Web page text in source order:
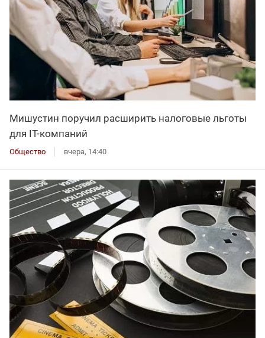
Мишустин поручил расширить налоговые льготы
для IT-компаний
Общество вчера, 14:40